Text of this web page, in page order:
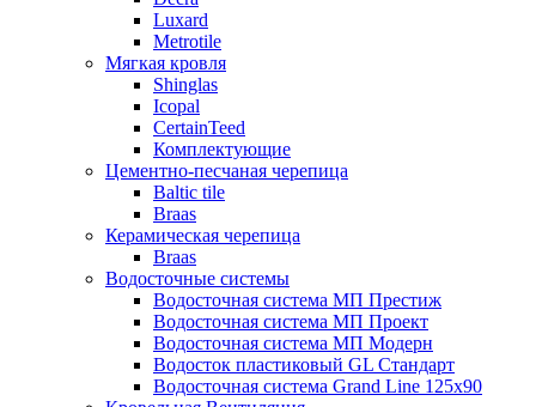
Luxard
Metrotile
Мягкая кровля
Shinglas
Icopal
CertainTeed
Комплектующие
Цементно-песчаная черепица
Baltic tile
Braas
Керамическая черепица
Braas
Водосточные системы
Водосточная система МП Престиж
Водосточная система МП Проект
Водосточная система МП Модерн
Водосток пластиковый GL Стандарт
Водосточная система Grand Line 125x90